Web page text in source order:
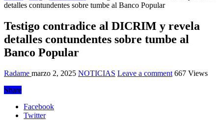
detalles contundentes sobre tumbe al Banco Popular
Testigo contradice al DICRIM y revela
detalles contundentes sobre tumbe al
Banco Popular
Radame marzo 2, 2025 NOTICIAS Leave a comment 667 Views
Share
Facebook
Twitter